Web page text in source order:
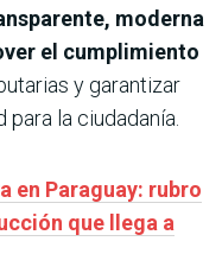
moderna
el cumplimiento
y garantizar
la ciudadanía.
en Paraguay: rubro
que llega a